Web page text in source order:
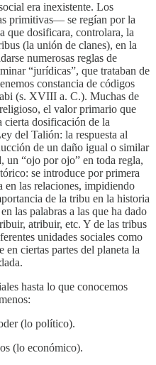
era inexistente. Los
primitivas— se regían por la
que dosificara, controlara, la
(la unión de clanes), en la
numerosas reglas de
“jurídicas”, que trataban de
constancia de códigos
(s. XVIII a. C.). Muchas de
el valor primario que
cierta dosificación de la
del Talión: la respuesta al
de un daño igual o similar
un “ojo por ojo” en toda regla,
se introduce por primera
las relaciones, impidiendo
de la tribu en la historia
las palabras a las que ha dado
atribuir, etc. Y de las tribus
unidades sociales como
en ciertas partes del planeta la
hasta lo que conocemos
(lo político).
(lo económico).